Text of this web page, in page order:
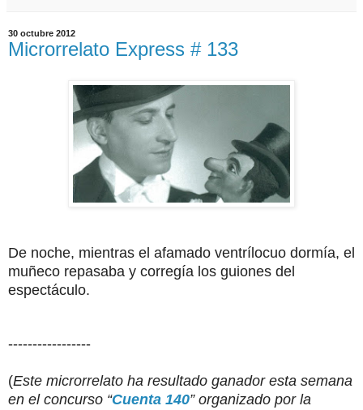
30 octubre 2012
Microrrelato Express # 133
De noche, mientras el afamado ventrílocuo dormía, el
muñeco repasaba y corregía los guiones del
espectáculo.
-----------------
(Este microrrelato ha resultado ganador esta semana
en el concurso “Cuenta 140” organizado por la